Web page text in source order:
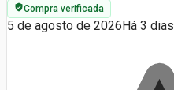
Compra verificada
5 de agosto de 2026 Há 3 dias